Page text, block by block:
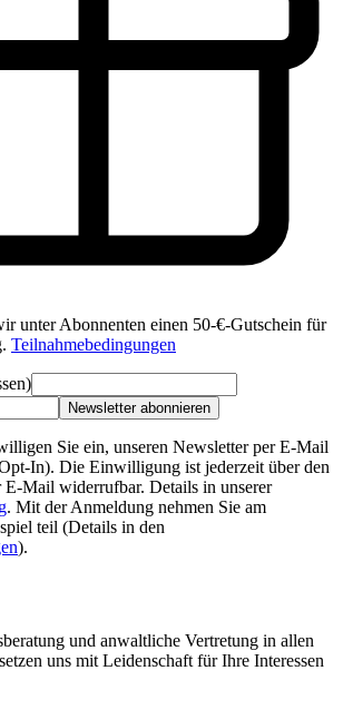
unter Abonnenten einen 50-€-Gutschein für
Teilnahmebedingungen
Newsletter abonnieren
Sie ein, unseren Newsletter per E-Mail
In). Die Einwilligung ist jederzeit über den
Mail widerrufbar. Details in unserer
. Mit der Anmeldung nehmen Sie am
teil (Details in den
).
und anwaltliche Vertretung in allen
uns mit Leidenschaft für Ihre Interessen